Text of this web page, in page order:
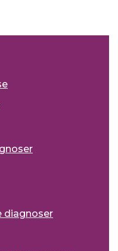
diagnoser